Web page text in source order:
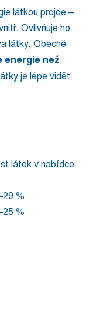
látkou projde –
Ovlivňuje ho
látky. Obecně
energie než
je lépe vidět
látek v nabídce
%
%